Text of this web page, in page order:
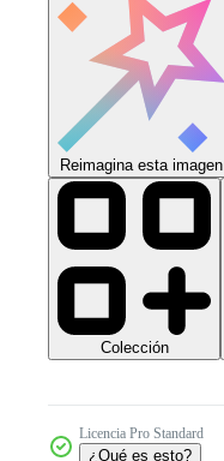
Reimagina esta imagen
Colección
Licencia Pro Standard
¿Qué es esto?